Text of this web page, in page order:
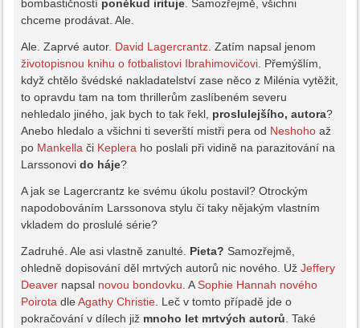
bombastičností poněkud irituje. Samozřejmě, všichni
chceme prodávat. Ale.
Ale. Zaprvé autor. David Lagercrantz. Zatím napsal jenom
životopisnou knihu o fotbalistovi Ibrahimovičovi. Přemýšlím,
když chtělo švédské nakladatelství zase něco z Milénia vytěžit,
to opravdu tam na tom thrillerům zaslíbeném severu
nehledalo jiného, jak bych to tak řekl, proslulejšího, autora?
Anebo hledalo a všichni ti severští mistři pera od Neshoho až
po Mankella či Keplera ho poslali při vidině na parazitování na
Larssonovido háje?
A jak se Lagercrantz ke svému úkolu postavil? Otrockým
napodobováním Larssonova stylu či taky nějakým vlastním
vkladem do proslulé série?
Zadruhé. Ale asi vlastně zanulté. Pieta? Samozřejmě,
ohledně dopisování děl mrtvých autorů nic nového. UžJeffery
Deaver napsal novou bondovku. ASophie Hannah nového
Poirota dleAgathy Christie. Leč v tomto případě jde o
pokračování v dílech již mnoho let mrtvých autorů. Také